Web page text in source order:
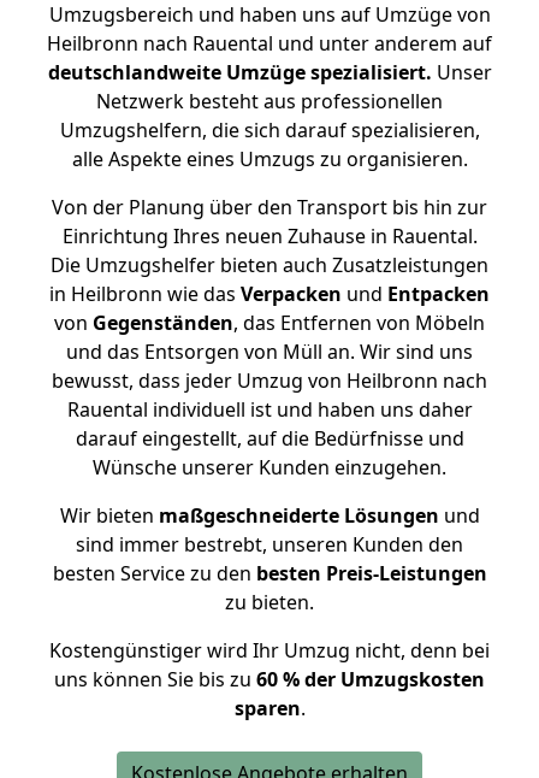
Umzugsbereich und haben uns auf Umzüge von
Heilbronn nach Rauental und unter anderem auf
deutschlandweite Umzüge spezialisiert. Unser
Netzwerk besteht aus professionellen
Umzugshelfern, die sich darauf spezialisieren,
alle Aspekte eines Umzugs zu organisieren.
Von der Planung über den Transport bis hin zur
Einrichtung Ihres neuen Zuhause in Rauental.
Die Umzugshelfer bieten auch Zusatzleistungen
in Heilbronn wie das Verpacken und Entpacken
von Gegenständen, das Entfernen von Möbeln
und das Entsorgen von Müll an. Wir sind uns
bewusst, dass jeder Umzug von Heilbronn nach
Rauental individuell ist und haben uns daher
darauf eingestellt, auf die Bedürfnisse und
Wünsche unserer Kunden einzugehen.
Wir bieten maßgeschneiderte Lösungen und
sind immer bestrebt, unseren Kunden den
besten Service zu den besten Preis-Leistungen
zu bieten.
Kostengünstiger wird Ihr Umzug nicht, denn bei
uns können Sie bis zu 60 % der Umzugskosten
sparen.